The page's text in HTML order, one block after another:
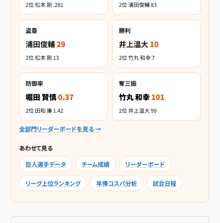
2位 松本 剛 .281 2位 浦田俊輔 83
盗塁
浦田俊輔29
2位 松本 剛 13
勝利
井上温大10
2位 竹丸 和幸 7
防御率
堀田 賢慎0.37
2位 田和 廉 1.42
奪三振
竹丸 和幸101
2位 井上温大 99
全部門リーダーボードを見る →
あわせて見る
巨人選手データ
チーム成績 リーダーボード
リーグ上位ランキング 年俸コスパ分析 試合日程